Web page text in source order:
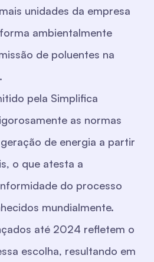
unidades da empresa
ambientalmente
de poluentes na
pela Simplifica
as normas
de energia a partir
o que atesta a
do processo
mundialmente.
até 2024 refletem o
escolha, resultando em